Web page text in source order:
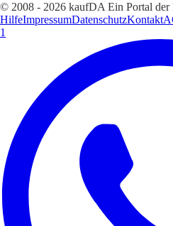
© 2008 - 2026 kaufDA Ein Portal
HilfeImpressumDatenschutzKontakt
1